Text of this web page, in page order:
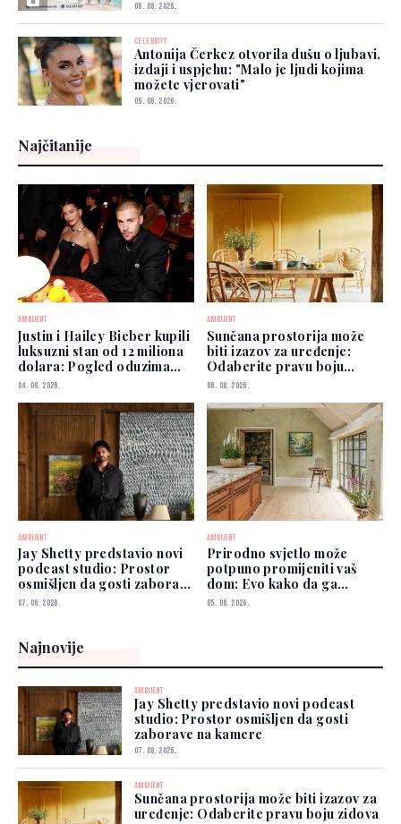
06. 08. 2026.
CELEBRITY
Antonija Čerkez otvorila dušu o ljubavi,
izdaji i uspjehu: "Malo je ljudi kojima
možete vjerovati"
05. 08. 2026.
Najčitanije
AMBIJENT
Justin i Hailey Bieber kupili
luksuzni stan od 12 miliona
dolara: Pogled oduzima
dah
04. 08. 2026.
AMBIJENT
Sunčana prostorija može
biti izazov za uređenje:
Odaberite pravu boju
zidova
06. 08. 2026.
AMBIJENT
Jay Shetty predstavio novi
podcast studio: Prostor
osmišljen da gosti zaborave
na kamere
07. 08. 2026.
AMBIJENT
Prirodno svjetlo može
potpuno promijeniti vaš
dom: Evo kako da ga
iskoristite
05. 08. 2026.
Najnovije
AMBIJENT
Jay Shetty predstavio novi podcast
studio: Prostor osmišljen da gosti
zaborave na kamere
07. 08. 2026.
AMBIJENT
Sunčana prostorija može biti izazov za
uređenje: Odaberite pravu boju zidova